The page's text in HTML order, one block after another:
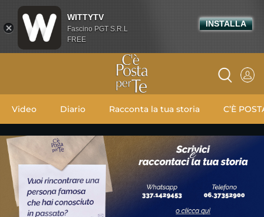
Video Diario Racconta la tua storia C’È
WITTYTV
Fascino PGT S.R.L
FREE
INSTALLA